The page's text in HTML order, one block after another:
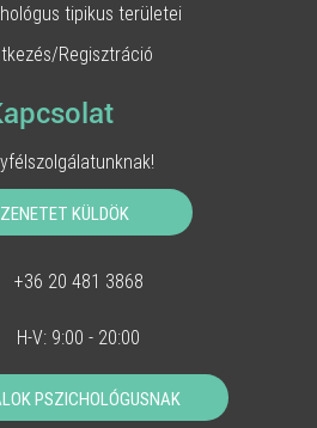
tipikus területei
Regisztráció
KÜLDÖK
+36 20 481 3868
H-V: 9:00 - 20:00
PSZICHOLÓGUSNAK